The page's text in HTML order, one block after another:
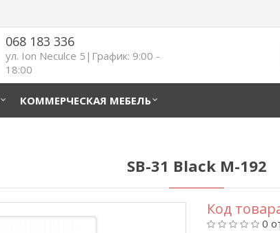
068 183 336
ул. Ion Neculce 5|График: 9:00 -
18:00
КОММЕРЧЕСКАЯ МЕБЕЛЬ
SB-31 Black M-192
Код
0